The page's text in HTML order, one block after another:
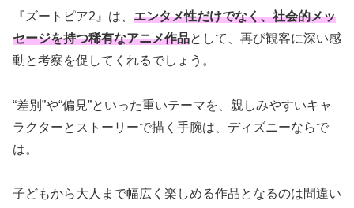
『ズートピア2』は、 エンタメ性だけでなく、社会的メッ
セージを持つ稀有なアニメ作品として、再び観客に深い感
動と考察を促してくれるでしょう。
“差別”や“偏見”といった重いテーマを、親しみやすいキャ
ラクターとストーリーで描く手腕は、ディズニーならで
は。
子どもから大人まで幅広く楽しめる作品となるのは間違い